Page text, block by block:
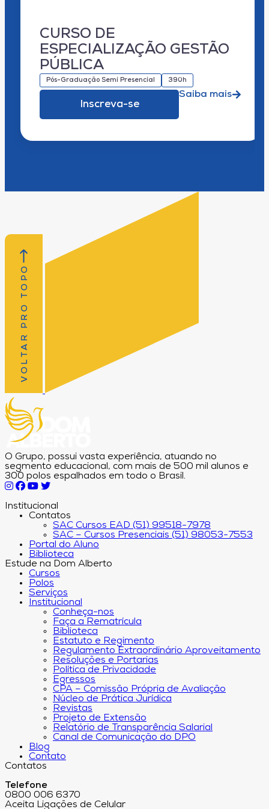
CURSO DE
ESPECIALIZAÇÃO GESTÃO
PÚBLICA
Pós-Graduação Semi Presencial 390h
Inscreva-se
Saiba mais
VOLTAR PRO TOPO
O Grupo, possui vasta experiência, atuando no
segmento educacional, com mais de 500 mil alunos e
300 polos espalhados em todo o Brasil.
Institucional
Contatos
SAC Cursos EAD (51) 99518-7978
SAC – Cursos Presenciais (51) 98053-7553
Portal do Aluno
Biblioteca
Estude na Dom Alberto
Cursos
Polos
Serviços
Institucional
Conheça-nos
Faça a Rematrícula
Biblioteca
Estatuto e Regimento
Regulamento Extraordinário Aproveitamento
Resoluções e Portarias
Política de Privacidade
Egressos
CPA – Comissão Própria de Avaliação
Núcleo de Prática Jurídica
Revistas
Projeto de Extensão
Relatório de Transparência Salarial
Canal de Comunicação do DPO
Blog
Contato
Contatos
Telefone
0800 006 6370
Aceita Ligações de Celular